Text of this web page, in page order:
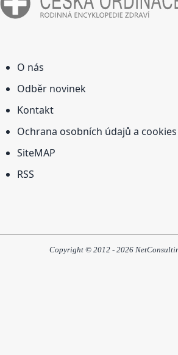
O nás
Odběr novinek
Kontakt
Ochrana osobních údajů a cookies
SiteMAP
RSS
Copyright © 2012 - 2026